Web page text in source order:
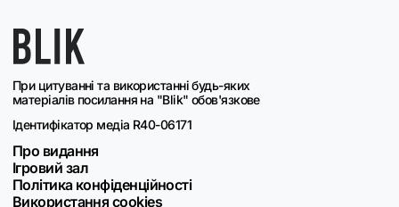
При цитуванні та використанні будь-яких
матеріалів посилання на "Blik" обов'язкове
Ідентифікатор медіа R40-06171
Про видання
Ігровий зал
Політика конфіденційності
Використання cookies